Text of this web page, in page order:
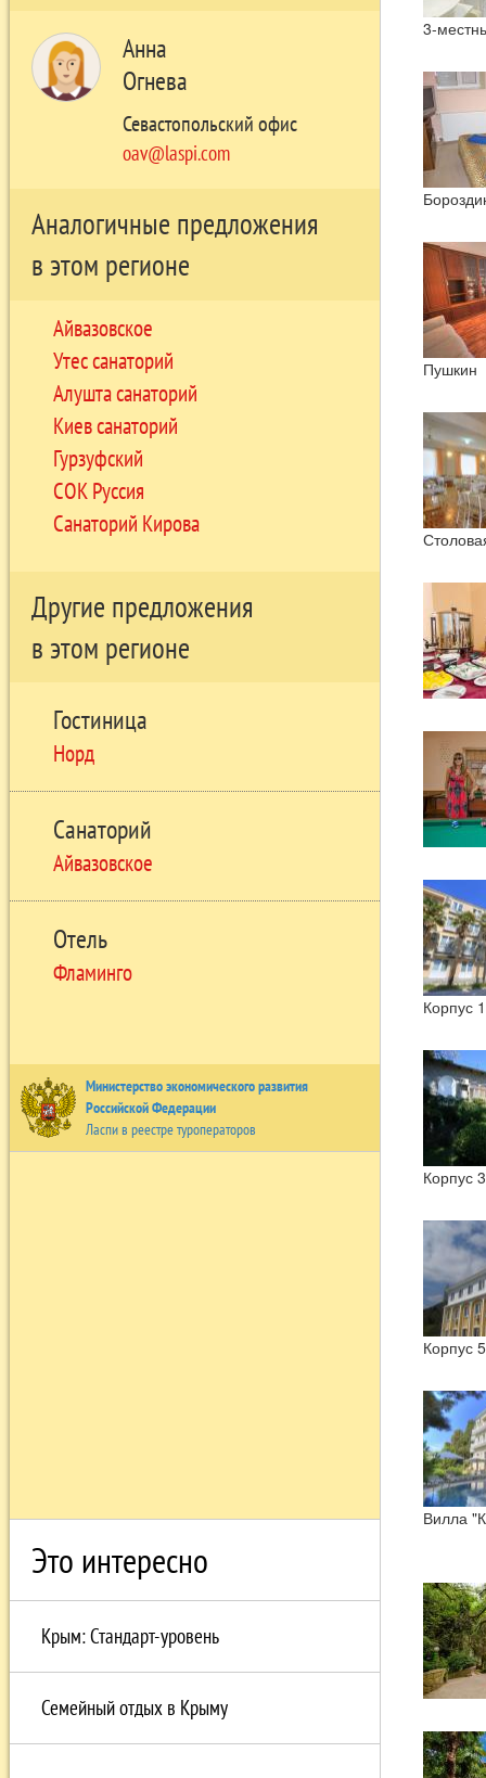
Анна
Огнева
Севастопольский офис
oav@laspi.com
Аналогичные предложения
в этом регионе
Айвазовское
Утес санаторий
Алушта санаторий
Киев санаторий
Гурзуфский
СОК Руссия
Санаторий Кирова
Другие предложения
в этом регионе
Гостиница
Норд
Санаторий
Айвазовское
Отель
Фламинго
Министерство экономического развития
Российской Федерации
Ласпи в реестре туроператоров
Это интересно
Крым: Стандарт-уровень
Семейный отдых в Крыму
3-
Пушкин
Корпус 1
Корпус 3
Корпус 5
Вилла